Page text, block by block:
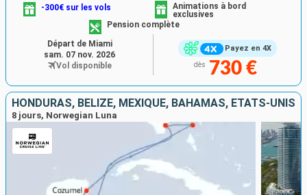
Payez en 4X
-300€ sur les vols
Animations à bord
exclusives
Pension complète
dès 730 €
Départ de Miami
sam. 07 nov. 2026
Vol disponible
HONDURAS, BELIZE, MEXIQUE, BAHAMAS, ÉTATS-UNIS
8 jours, Norwegian Luna